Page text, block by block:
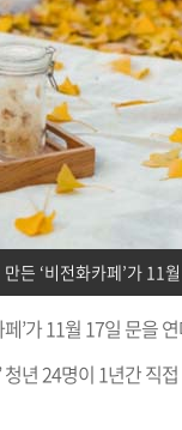
든 ‘비전화카페’가 11
’가 11월 17일 문을
년 24명이 1년간 직